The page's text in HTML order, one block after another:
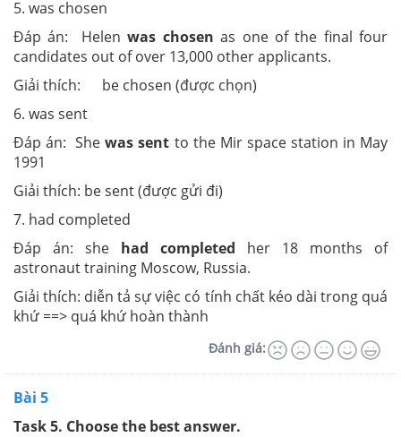
5. was chosen
Đáp án: Helenwas chosen as one of the final four
candidates out of over 13,000 other applicants.
Giải thích: be chosen (được chọn)
6. was sent
Đáp án: Shewas sent to the Mir space station in May
1991
Giải thích: be sent (được gửi đi)
7. had completed
Đáp án: she had completed her 18 months of
astronaut training Moscow, Russia.
Giải thích: diễn tả sự việc có tính chất kéo dài trong quá
khứ ==> quá khứ hoàn thành
Đánh giá:
Bài 5
Task 5. Choose the best answer.